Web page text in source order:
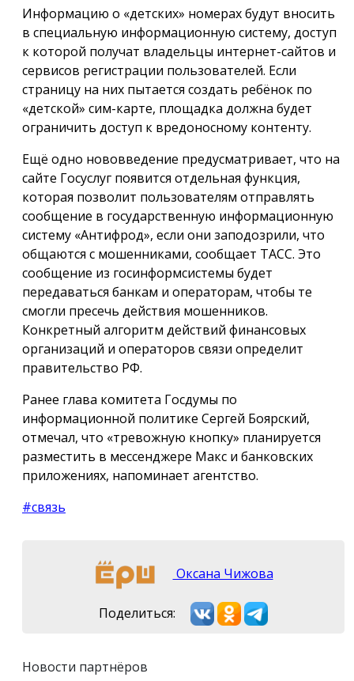
Информацию о «детских» номерах будут вносить
в специальную информационную систему, доступ
к которой получат владельцы интернет-сайтов и
сервисов регистрации пользователей. Если
страницу на них пытается создать ребёнок по
«детской» сим-карте, площадка должна будет
ограничить доступ к вредоносному контенту.
Ещё одно нововведение предусматривает, что на
сайте Госуслуг появится отдельная функция,
которая позволит пользователям отправлять
сообщение в государственную информационную
систему «Антифрод», если они заподозрили, что
общаются с мошенниками, сообщает ТАСС. Это
сообщение из госинформсистемы будет
передаваться банкам и операторам, чтобы те
смогли пресечь действия мошенников.
Конкретный алгоритм действий финансовых
организаций и операторов связи определит
правительство РФ.
Ранее глава комитета Госдумы по
информационной политике Сергей Боярский,
отмечал, что «тревожную кнопку» планируется
разместить в мессенджере Макс и банковских
приложениях, напоминает агентство.
#связь
Оксана Чижова
Поделиться:
Новости партнёров